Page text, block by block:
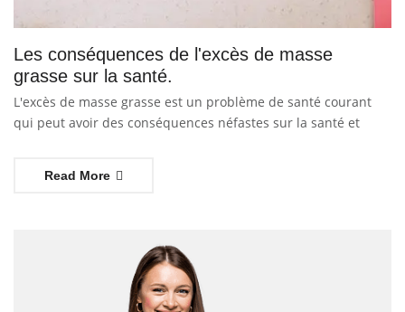
Les conséquences de l'excès de masse
grasse sur la santé.
L'excès de masse grasse est un problème de santé courant
qui peut avoir des conséquences néfastes sur la santé et
Read More